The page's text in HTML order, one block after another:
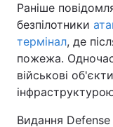
Раніше
безпілотники
термінал, де
пожежа.
військові
Видання